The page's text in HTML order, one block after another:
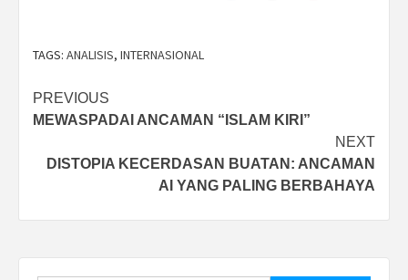
TAGS: ANALISIS, INTERNASIONAL
Post
navigation
PREVIOUS
MEWASPADAI ANCAMAN “ISLAM KIRI”
NEXT
DISTOPIA KECERDASAN BUATAN: ANCAMAN
AI YANG PALING BERBAHAYA